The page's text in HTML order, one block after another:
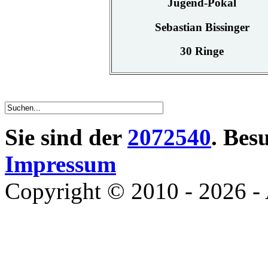
Jugend-Pokal
Sebastian Bissinger
30 Ringe
Sie sind der 2072540.
Impressum
Copyright © 2010 - 2026 -